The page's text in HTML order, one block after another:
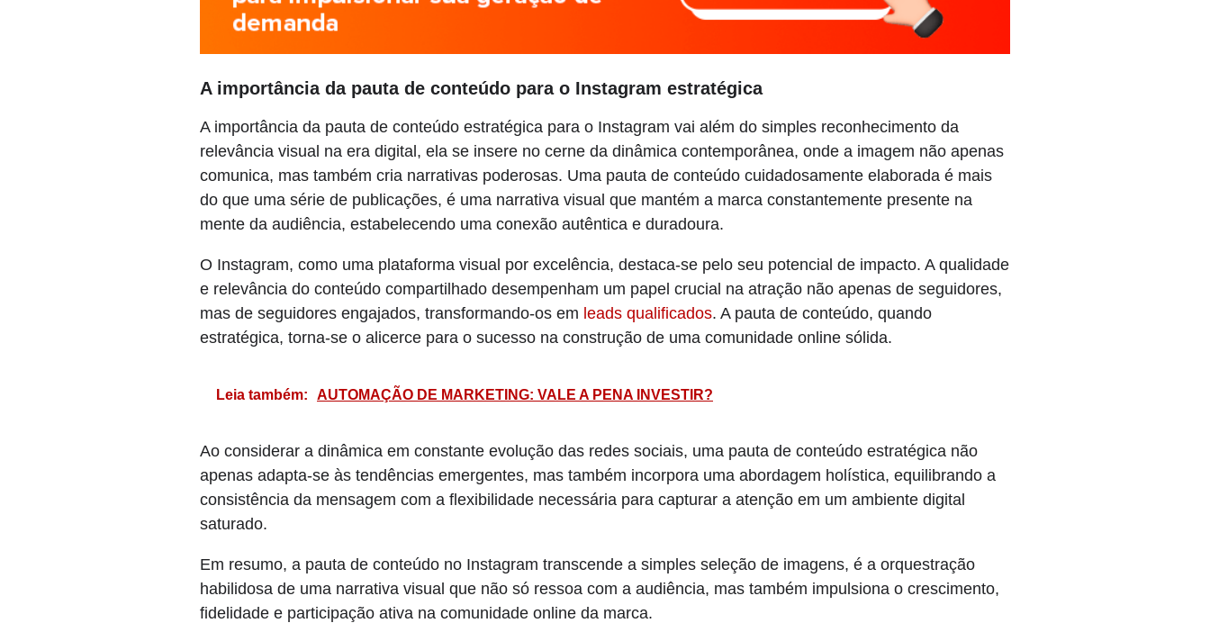
A importância da pauta de conteúdo para o Instagram estratégica
A importância da pauta de conteúdo estratégica para o Instagram vai além do simples reconhecimento da
relevância visual na era digital, ela se insere no cerne da dinâmica contemporânea, onde a imagem não apenas
comunica, mas também cria narrativas poderosas. Uma pauta de conteúdo cuidadosamente elaborada é mais
do que uma série de publicações, é uma narrativa visual que mantém a marca constantemente presente na
mente da audiência, estabelecendo uma conexão autêntica e duradoura.
O Instagram, como uma plataforma visual por excelência, destaca-se pelo seu potencial de impacto. A qualidade
e relevância do conteúdo compartilhado desempenham um papel crucial na atração não apenas de seguidores,
mas de seguidores engajados, transformando-os em leads qualificados. A pauta de conteúdo, quando
estratégica, torna-se o alicerce para o sucesso na construção de uma comunidade online sólida.
Leia também: AUTOMAÇÃO DE MARKETING: VALE A PENA INVESTIR?
Ao considerar a dinâmica em constante evolução das redes sociais, uma pauta de conteúdo estratégica não
apenas adapta-se às tendências emergentes, mas também incorpora uma abordagem holística, equilibrando a
consistência da mensagem com a flexibilidade necessária para capturar a atenção em um ambiente digital
saturado.
Em resumo, a pauta de conteúdo no Instagram transcende a simples seleção de imagens, é a orquestração
habilidosa de uma narrativa visual que não só ressoa com a audiência, mas também impulsiona o crescimento,
fidelidade e participação ativa na comunidade online da marca.